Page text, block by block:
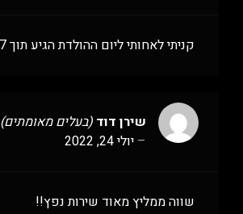
קניתי לאחותי ליום ההולדת הגיע תוך 17 ימים בערך
שירן דוד (בעלים מאומתים)
– יולי 24, 2022
שווה ממליץ מאוד שירות נפץ!!